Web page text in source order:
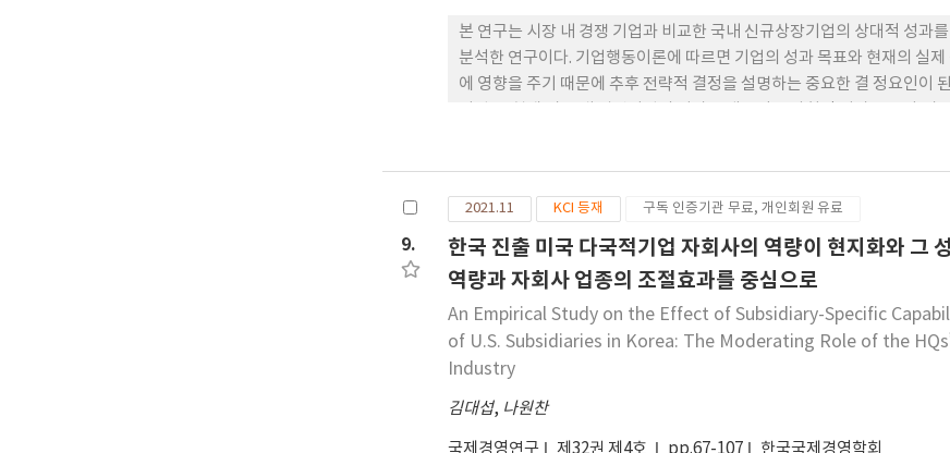
본 연구는 시장 내 경쟁 기업과 비교한 국내 신규상장기업의 상대적 성과
분석한 연구이다. 기업행동이론에 따르면 기업의 성과 목표와 현재의 실
에 영향을 주기 때문에 추후 전략적 결정을 설명하는 중요한 결 정요인이
기 위하여 위험성 이 높은 국제화 전략을 적극적으로 전개할 것으로 예
된 신규상장기업 152사를 대상으로 분석을 진행하였다. 그 결 과 시장 내
장기업은 그 다음 해에 국제화 정도를 높이는 것으로 나타났다. 그리고
클수록 더욱 강화되는 것으로 나타났다.
9.
2021.11 KCI 등재 구독 인증기관 무료, 개인회원 유료
한국 진출 미국 다국적기업 자회사의 역량이 현지화와 그
역량과 자회사 업종의 조절효과를 중심으로
An Empirical Study on the Effect of Subsidiary-Specific
of U.S. Subsidiaries in Korea: The Moderating Role of the
Industry
김대섭, 나원찬